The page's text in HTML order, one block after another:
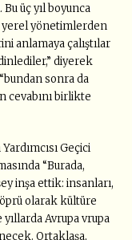
Bu üç yıl boyunca
yerel yönetimlerden
anlamaya çalıştılar
diyerek
sonra da
cevabını birlikte
Geçici
“Burada,
inşa ettik: insanları,
olarak kültüre
Avrupa vrupa
Ortaklaşa,